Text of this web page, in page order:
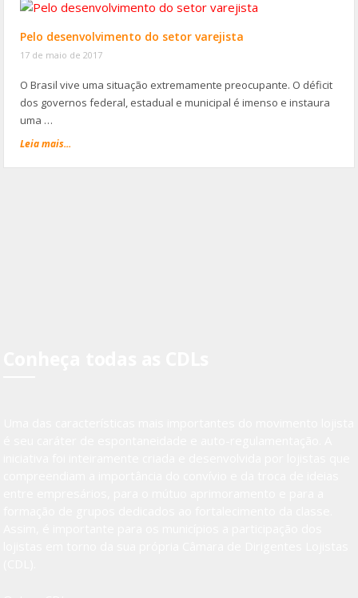
Pelo desenvolvimento do setor varejista
17 de maio de 2017
O Brasil vive uma situação extremamente preocupante. O déficit
dos governos federal, estadual e municipal é imenso e instaura
uma …
Leia mais...